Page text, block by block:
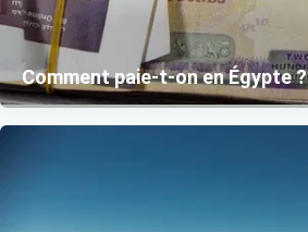
Comment paie-t-on en Égypte ?